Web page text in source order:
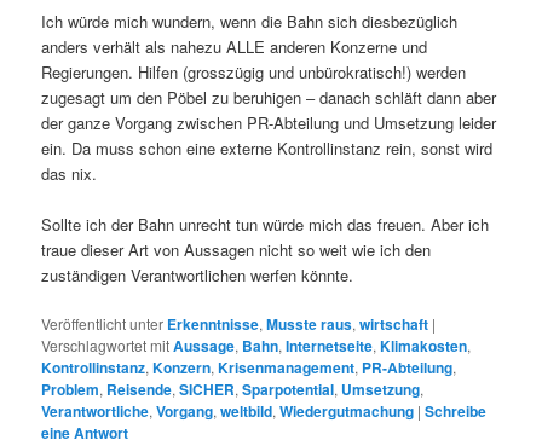
Ich würde mich wundern, wenn die Bahn sich diesbezüglich
anders verhält als nahezu ALLE anderen Konzerne und
Regierungen. Hilfen (grosszügig und unbürokratisch!) werden
zugesagt um den Pöbel zu beruhigen – danach schläft dann aber
der ganze Vorgang zwischen PR-Abteilung und Umsetzung leider
ein. Da muss schon eine externe Kontrollinstanz rein, sonst wird
das nix.
Sollte ich der Bahn unrecht tun würde mich das freuen. Aber ich
traue dieser Art von Aussagen nicht so weit wie ich den
zuständigen Verantwortlichen werfen könnte.
Veröffentlicht unter Erkenntnisse,Musste raus,wirtschaft |
Verschlagwortet mitAussage, Bahn,Internetseite,Klimakosten,
Kontrollinstanz,Konzern,Krisenmanagement, PR-Abteilung,
Problem, Reisende,SICHER,Sparpotential, Umsetzung,
Verantwortliche,Vorgang,weltbild,Wiedergutmachung |Schreibe
eine Antwort